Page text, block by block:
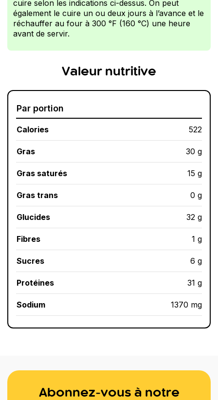
cuire selon les indications ci-dessus. On peut
également le cuire un ou deux jours à l’avance et le
réchauffer au four à 300 °F (160 °C) une heure
avant de servir.
Valeur nutritive
Par portion
Calories 522
Gras 30 g
Gras saturés 15 g
Gras trans 0 g
Glucides 32 g
Fibres 1 g
Sucres 6 g
Protéines 31 g
Sodium 1370 mg
Abonnez-vous à notre